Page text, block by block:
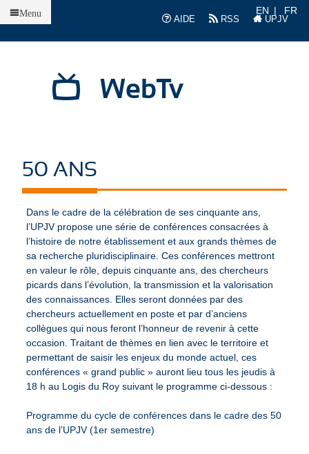
AIDE
RSS UPJV
EN FR
WebTv
Menu
50 ANS
Dans le cadre de la célébration de ses cinquante ans,
l’UPJV propose une série de conférences consacrées à
l’histoire de notre établissement et aux grands thèmes de
sa recherche pluridisciplinaire. Ces conférences mettront
en valeur le rôle, depuis cinquante ans, des chercheurs
picards dans l’évolution, la transmission et la valorisation
des connaissances. Elles seront données par des
chercheurs actuellement en poste et par d’anciens
collègues qui nous feront l’honneur de revenir à cette
occasion. Traitant de thèmes en lien avec le territoire et
permettant de saisir les enjeux du monde actuel, ces
conférences « grand public » auront lieu tous les jeudis à
18 h au Logis du Roy suivant le programme ci-dessous :
Programme du cycle de conférences dans le cadre des 50
ans de l’UPJV (1er semestre)